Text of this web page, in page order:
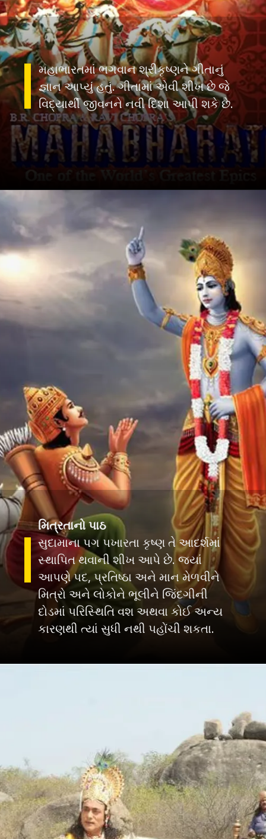
મહાભારતમાં ભગવાન શ્રીકૃષ્ણને ગીતાનું
જ્ઞાન આપ્યું હતું. ગીતામાં એવી શીખ છે જે
વિદ્યાર્થી જીવનને નવી દિશા આપી શકે છે.
મિત્રતાનો પાઠ
સુદામાના પગ પખારતા કૃષ્ણ તે આદર્શમાં
સ્થાપિત થવાની શીખ આપે છે. જ્યાં
આપણે પદ, પ્રતિષ્ઠા અને માન મેળવીને
મિત્રો અને લોકોને ભૂલીને જિંદગીની
દોડમાં પરિસ્થિતિ વશ અથવા કોઈ અન્ય
કારણથી ત્યાં સુધી નથી પહોંચી શકતા.